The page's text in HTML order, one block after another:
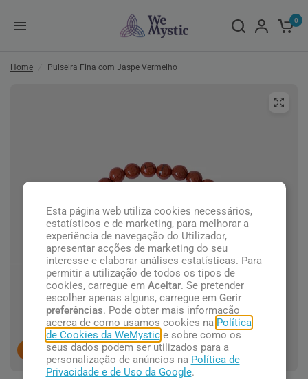
0
Home Pulseira Fina com Jaspe Vermelho
pessoas concluindo esta compra.
Esta página web utiliza cookies necessários,
estatísticos e de marketing, para melhorar a
experiência de navegação do Utilizador,
apresentar acções de marketing do seu
interesse e elaborar análises estatísticas. Para
permitir a utilização de todos os tipos de
cookies, carregue em Aceitar. Se pretender
escolher apenas alguns, carregue em Gerir
preferências. Pode obter mais informação
acerca de como usamos cookies na Política
de Cookies da WeMystice sobre como os
seus dados podem ser utilizados para a
personalização de anúncios na Política de
Privacidade e de Uso da Google.